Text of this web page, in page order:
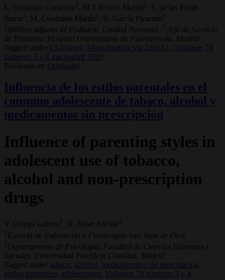
L. Domingo Comeche 1 , M.J. Rivero Martín
, S. de las Heras
Ibarra 1 , M. Cuadrado Martín 1 , B. García Pimentel 1
1 Médico adjunto de Pediatría. Unidad Neonatal. 2 Jefe de Servicio
de Pediatría. Hospital Universitario de Fuenlabrada. Madrid
Tagged under
CGHarray, Microduplicación 22q112,,
Volumen 78
números 3 y 4 marzoabril 2020
Publicado en
Originales
Influencia de los estilos parentales en el
consumo adolescente de tabaco, alcohol y
medicamentos sin prescripción
Influence of parenting styles in
adolescent use of tobacco,
alcohol and non-prescription
drugs
Y. Ortega Latorre 1 , R. Jódar Anchía2
1 Escuela de Enfermería y Fisioterapia San Juan de Dios.
2 Departamento de Psicología. Facultad de Ciencias Humanas y
Sociales. Universidad Pontificia Comillas. Madrid
Tagged under
tabaco, alcohol,
medicamentos sin prescripción,
estilos parentales, adolescentes,
Volumen 78 números 3 y 4